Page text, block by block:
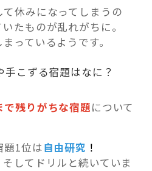
休みになってしまうの
たものが乱れがちに。
っているようです。
こずる宿題はなに？
で残りがちな宿題について
題1位は自由研究 ！
そしてドリルと続いていま